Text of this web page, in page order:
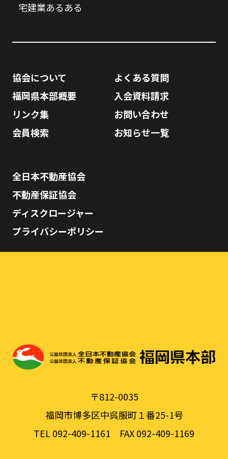
宅建業あるある
協会について
福岡県本部概要
リンク集
会員検索
よくある質問
入会資料請求
お問い合わせ
お知らせ一覧
全日本不動産協会
不動産保証協会
ディスクロージャー
プライバシーポリシー
〒812-0035
福岡市博多区中呉服町１番25-1号
TEL 092-409-1161
FAX 092-409-1169